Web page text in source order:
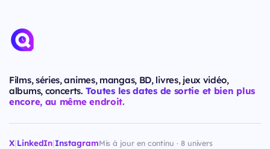
Films, séries, animes, mangas, BD, livres, jeux vidéo,
albums, concerts. Toutes les dates de sortie et bien plus
encore, au même endroit.
X|LinkedIn|InstagramMis à jour en continu · 8 univers